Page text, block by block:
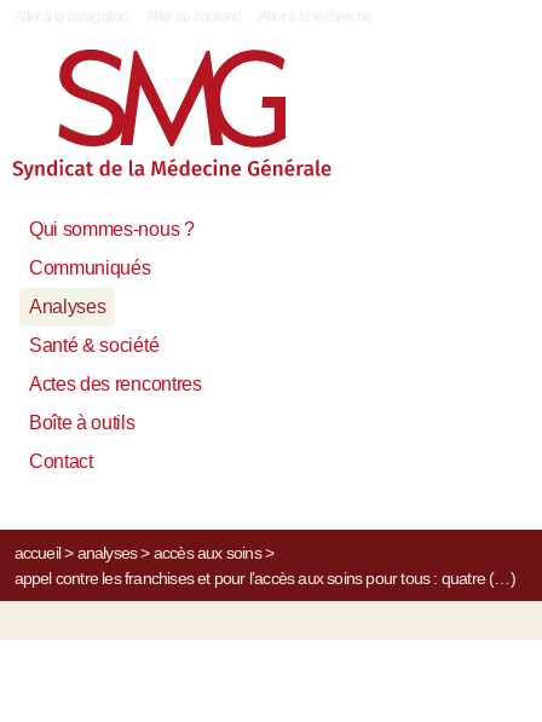
Qui sommes-nous ?
Communiqués
Analyses
Santé & société
Actes des rencontres
Boîte à outils
Contact
accueil> analyses> accès aux soins>
appel contre les franchises et pour l’accès aux soins pour tous : quatre (…)